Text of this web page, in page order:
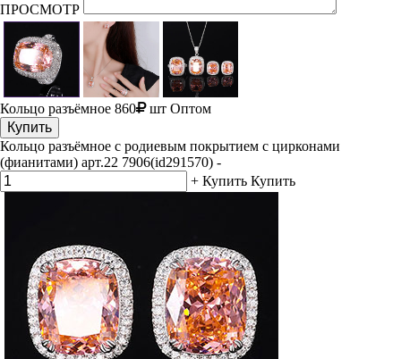
ПРОСМОТР
Кольцо разъёмное 860 шт Оптом
Купить
Кольцо разъёмное с родиевым покрытием с цирконами
(фианитами) арт.22 7906(id291570) -
+ Купить Купить